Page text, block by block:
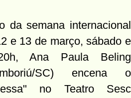
da semana internacional
e 13 de março, sábado e
Ana Paula Beling
SC) encena o
no Teatro Sesc